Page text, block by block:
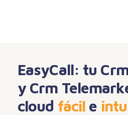
EasyCall: tu
y Crm
cloud fácil e